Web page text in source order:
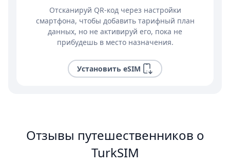
Отсканируй QR-код через настройки
смартфона, чтобы добавить тарифный план
данных, но не активируй его, пока не
прибудешь в место назначения.
Установить eSIM
Отзывы путешественников о
TurkSIM